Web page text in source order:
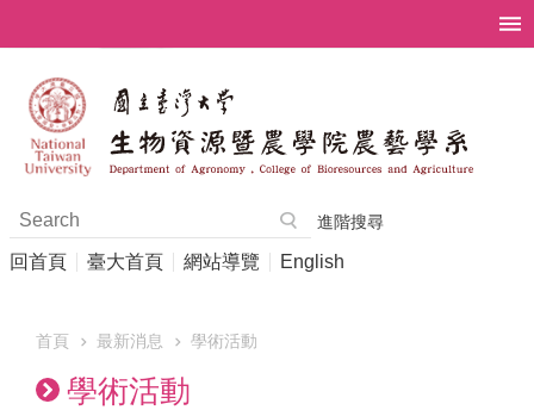
進階搜尋
回首頁 臺大首頁 網站導覽 English
首頁 最新消息 學術活動
學術活動